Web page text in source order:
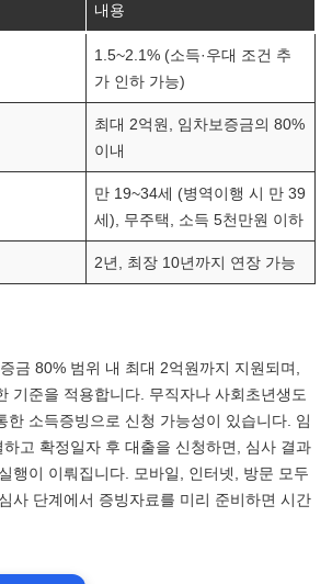
내용
1.5~2.1% (소득·우대 조건 추
가 인하 가능)
최대 2억원, 임차보증금의 80%
이내
만 19~34세 (병역이행 시 만 39
세), 무주택, 소득 5천만원 이하
2년, 최장 10년까지 연장 가능
금 80% 범위 내 최대 2억원까지 지원되며,
기준을 적용합니다. 무직자나 사회초년생도
한 소득증빙으로 신청 가능성이 있습니다. 임
고 확정일자 후 대출을 신청하면, 심사 결과
행이 이뤄집니다. 모바일, 인터넷, 방문 모두
사 단계에서 증빙자료를 미리 준비하면 시간